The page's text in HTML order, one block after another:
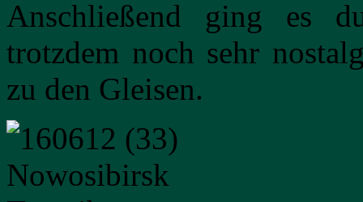
Anschließend ging es
trotzdem noch sehr
zu den Gleisen.